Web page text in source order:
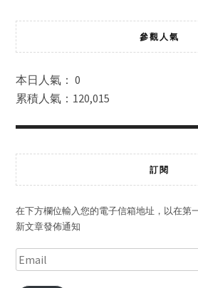
參觀人氣
本日人氣： 0
累積人氣：120,015
訂閱
在下方欄位輸入您的電子信箱地址，以在第
新文章發佈通知